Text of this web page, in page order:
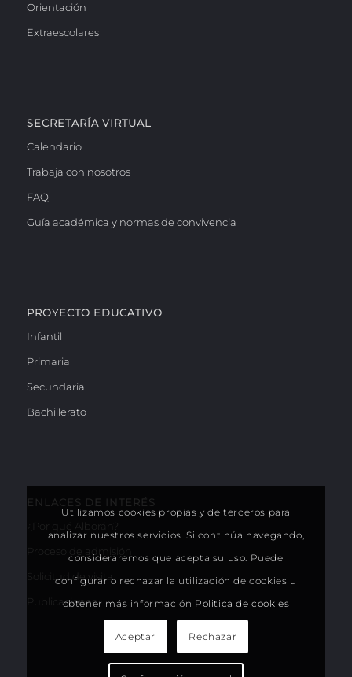
Orientación
Extraescolares
SECRETARÍA VIRTUAL
Calendario
Trabaja con nosotros
FAQ
Guía académica y normas de convivencia
PROYECTO EDUCATIVO
Infantil
Primaria
Secundaria
Bachillerato
ENLACES DE INTERÉS
¿Por qué Alborán?
Proceso de admisión
Solicitud de visita
Publicaciones
Utilizamos cookies propias y de terceros para
analizar nuestros servicios. Si continúa navegando,
consideraremos que acepta su uso. Puede
configurar o rechazar la utilización de cookies u
obtener más información Politica de cookies
Aceptar Rechazar